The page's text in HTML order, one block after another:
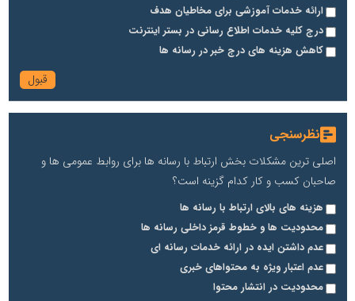
ارائه خدمات آموزشی برای مخاطیان هدف
درج کلیه خدمات اطلاع رسانی در بستر اینترنت
کاهش هزینه های درج خبر در رسانه ها
نظرسنجی
اصلی ترین مشکلات بخش ارتباط با رسانه ها برای روابط عمومی ها و
صاحبان کسب و کار کدام گزینه است؟
هزینه های بالای ارتباط با رسانه ها
محدودیت ها و خطوط قرمز داخلی رسانه ها
عدم داشتن ایده در ارائه خدمات رسانه ای
عدم اعتبار ویژه به محتواهای خبری
محدودیت در انتشار محتوا